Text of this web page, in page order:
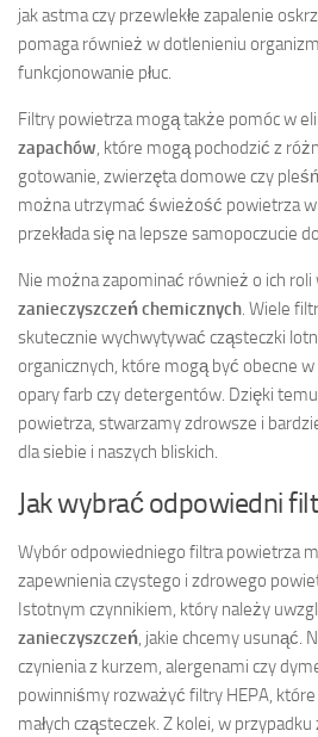
jak astma czy przewlekłe zapalenie
pomaga również w dotlenieniu
funkcjonowanie płuc.
Filtry powietrza mogą także pomóc w
zapachów, które mogą pochodzić z
gotowanie, zwierzęta domowe czy
można utrzymać świeżość powietrza w
przekłada się na lepsze samopoczucie
Nie można zapominać również o ich roli
zanieczyszczeń chemicznych. Wiele
skutecznie wychwytywać cząsteczki
organicznych, które mogą być obecne
opary farb czy detergentów. Dzięki
powietrza, stwarzamy zdrowsze i
dla siebie i naszych bliskich.
Jak wybrać odpowiedni
Wybór odpowiedniego filtra powietrza
zapewnienia czystego i zdrowego
Istotnym czynnikiem, który należy
zanieczyszczeń, jakie chcemy usunąć.
czynienia z kurzem, alergenami czy
powinniśmy rozważyć filtry HEPA,
małych cząsteczek. Z kolei, w